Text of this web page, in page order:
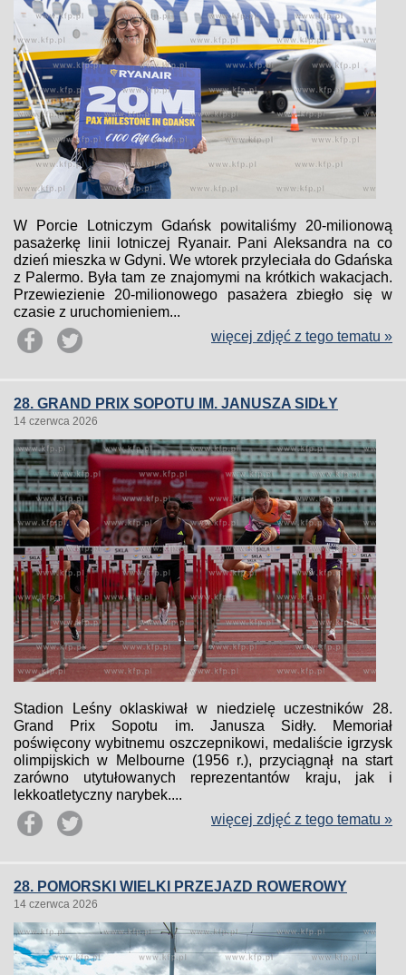
W Porcie Lotniczym Gdańsk powitaliśmy 20-milionową
pasażerkę linii lotniczej Ryanair. Pani Aleksandra na co
dzień mieszka w Gdyni. We wtorek przyleciała do Gdańska
z Palermo. Była tam ze znajomymi na krótkich wakacjach.
Przewiezienie 20-milionowego pasażera zbiegło się w
czasie z uruchomieniem...
więcej zdjęć z tego tematu »
28. GRAND PRIX SOPOTU IM. JANUSZA SIDŁY
14 czerwca 2026
Stadion Leśny oklaskiwał w niedzielę uczestników 28.
Grand Prix Sopotu im. Janusza Sidły. Memoriał
poświęcony wybitnemu oszczepnikowi, medaliście igrzysk
olimpijskich w Melbourne (1956 r.), przyciągnął na start
zarówno utytułowanych reprezentantów kraju, jak i
lekkoatletyczny narybek....
więcej zdjęć z tego tematu »
28. POMORSKI WIELKI PRZEJAZD ROWEROWY
14 czerwca 2026